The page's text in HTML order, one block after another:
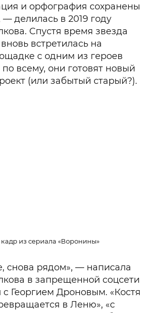
и орфография сохранены
делилась в 2019 году
Спустя время звезда
встретилась на
с одним из героев
всему, они готовят новый
(или забытый старый?).
из сериала «Воронины»
снова рядом», — написала
в запрещенной соцсети
Георгием Дроновым. «Костя
в Леню», «с